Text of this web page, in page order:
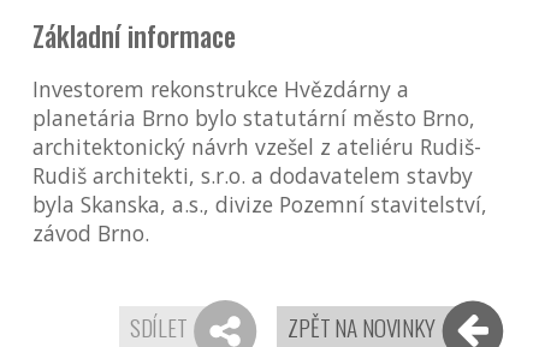
Základní informace
Investorem rekonstrukce Hvězdárny a
planetária Brno bylo statutární město Brno,
architektonický návrh vzešel z ateliéru Rudiš-
Rudiš architekti, s.r.o. a dodavatelem stavby
byla Skanska, a.s., divize Pozemní stavitelství,
závod Brno.
SDÍLET ZPĚT NA NOVINKY